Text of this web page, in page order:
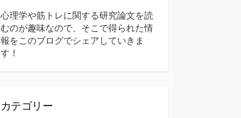
心理学や筋トレに関する研究論文を読
むのが趣味なので、そこで得られた情
報をこのブログでシェアしていきま
す！
カテゴリー